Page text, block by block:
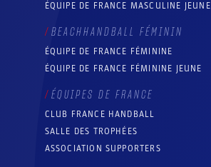
ÉQUIPE DE FRANCE MASCULINE JEUNE
BEACHHANDBALL FÉMININ
ÉQUIPE DE FRANCE FÉMININE
ÉQUIPE DE FRANCE FÉMININE JEUNE
ÉQUIPES DE FRANCE
CLUB FRANCE HANDBALL
SALLE DES TROPHÉES
ASSOCIATION SUPPORTERS